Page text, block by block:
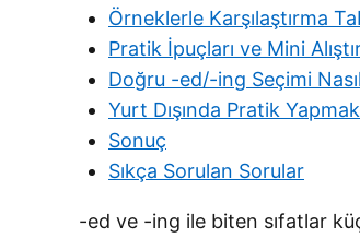
Örneklerle Karşılaştırma
Pratik İpuçları ve Mini
Doğru -ed/-ing Seçimi Nasıl
Yurt Dışında Pratik
Sonuç
Sıkça Sorulan Sorular
-ed ve -ing ile biten sıfatlar